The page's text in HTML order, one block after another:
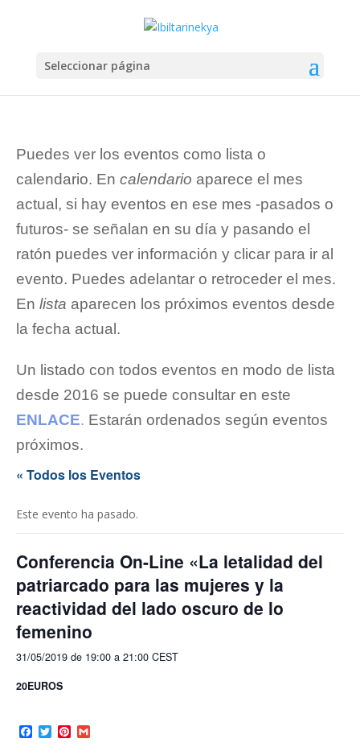
Seleccionar página
Puedes ver los eventos como lista o
calendario. En calendario aparece el mes
actual, si hay eventos en ese mes -pasados o
futuros- se señalan en su día y pasando el
ratón puedes ver información y clicar para ir al
evento. Puedes adelantar o retroceder el mes.
En lista aparecen los próximos eventos desde
la fecha actual.
Un listado con todos eventos en modo de lista
desde 2016 se puede consultar en este
ENLACE. Estarán ordenados según eventos
próximos.
« Todos los Eventos
Este evento ha pasado.
Conferencia On-Line «La letalidad del
patriarcado para las mujeres y la
reactividad del lado oscuro de lo
femenino
31/05/2019 de 19:00 a 21:00 CEST
20EUROS
Facebook
TwitterPinterest